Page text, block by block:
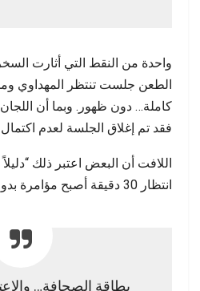
واحدة من النقط التي أثارت
الطعن جلست تنتظر المهداوي
كاملة… دون ظهور. وبما أن
فقد تم إغلاق الجلسة لعدم
اللافت أن البعض اعتبر ذلك
انتظار 30 دقيقة أصبح مؤامرة بدوره.
بطاقة الصحافة…